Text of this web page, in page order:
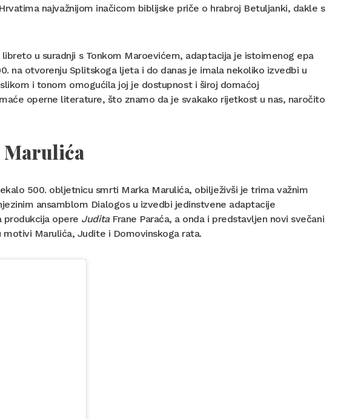
najvažnijom inačicom biblijske priče o hrabroj Betuljanki, dakle s
u suradnji s Tonkom Maroevićem, adaptacija je istoimenog epa
na otvorenju Splitskoga ljeta i do danas je imala nekoliko izvedbi u
i tonom omogućila joj je dostupnost i široj domaćoj
operne literature, što znamo da je svakako rijetkost u nas, naročito
Marulića
500. obljetnicu smrti Marka Marulića, obilježivši je trima važnim
ansamblom Dialogos u izvedbi jedinstvene adaptacije
produkcija opere JuditaFrane Paraća, a onda i predstavljen novi svečani
Marulića, Judite i Domovinskoga rata.